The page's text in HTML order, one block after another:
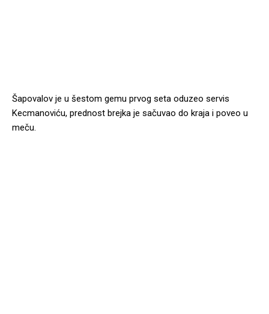
Šapovalov je u šestom gemu prvog seta oduzeo servis
Kecmanoviću, prednost brejka je sačuvao do kraja i poveo u
meču.